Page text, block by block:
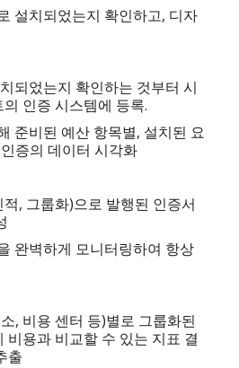
설치되었는지 확인하고, 디자
되었는지 확인하는 것부터 시
인증 시스템에 등록.
준비된 예산 항목별, 설치된 요
증의 데이터 시각화
적, 그룹화)으로 발행된 인증서
완벽하게 모니터링하여 항상
, 비용 센터 등)별로 그룹화된
비용과 비교할 수 있는 지표 결
출